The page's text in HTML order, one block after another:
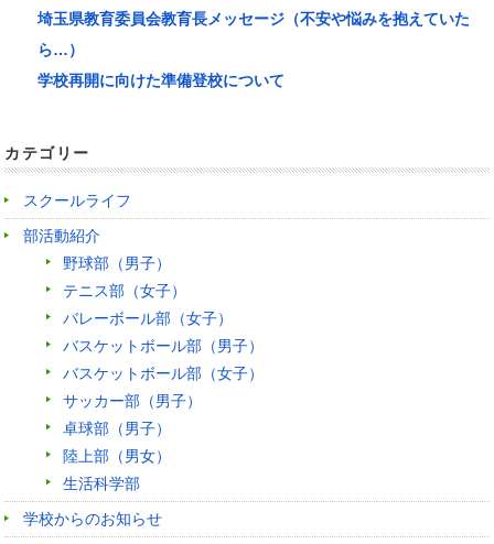
埼玉県教育委員会教育長メッセージ（不安や悩みを抱えていた
ら…）
学校再開に向けた準備登校について
カテゴリー
スクールライフ
部活動紹介
野球部（男子）
テニス部（女子）
バレーボール部（女子）
バスケットボール部（男子）
バスケットボール部（女子）
サッカー部（男子）
卓球部（男子）
陸上部（男女）
生活科学部
学校からのお知らせ